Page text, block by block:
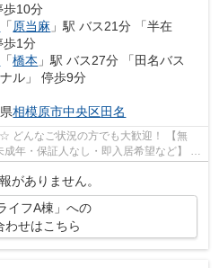
歩10分
「 原当麻 」駅 バス21分 「半在
歩1分
「橋本 」駅 バス27分 「田名バス
ル」 停歩9分
相模原市中央区田名
んなご状況の方でも大歓迎！ 【無
年・保証人なし・即入居希望など】 ネ
ます‼ ...
がありません。
イフA棟」への
わせはこちら